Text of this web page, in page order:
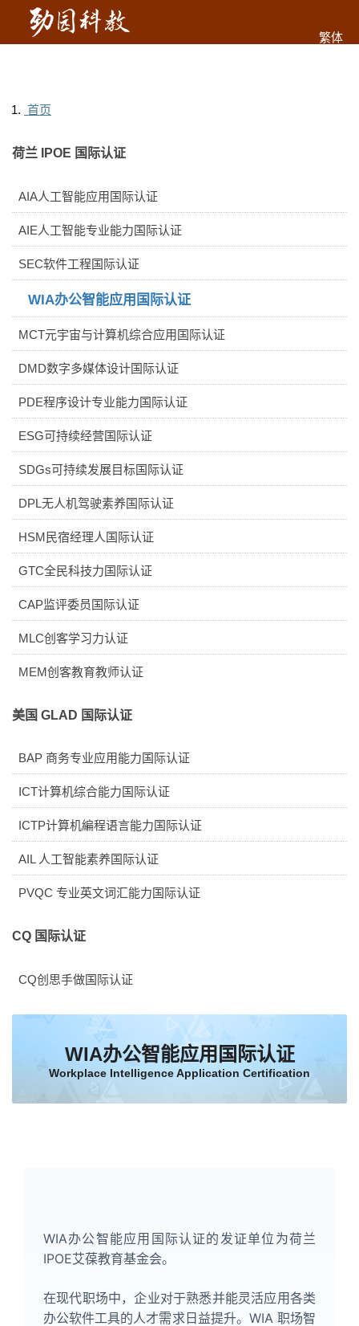
繁体
首页
荷兰 IPOE 国际认证
AIA人工智能应用国际认证
AIE人工智能专业能力国际认证
SEC软件工程国际认证
WIA办公智能应用国际认证
MCT元宇宙与计算机综合应用国际认证
DMD数字多媒体设计国际认证
PDE程序设计专业能力国际认证
ESG可持续经营国际认证
SDGs可持续发展目标国际认证
DPL无人机驾驶素养国际认证
HSM民宿经理人国际认证
GTC全民科技力国际认证
CAP监评委员国际认证
MLC创客学习力认证
MEM创客教育教师认证
美国 GLAD 国际认证
BAP 商务专业应用能力国际认证
ICT计算机综合能力国际认证
ICTP计算机編程语言能力国际认证
AIL 人工智能素养国际认证
PVQC 专业英文词汇能力国际认证
CQ 国际认证
CQ创思手做国际认证
WIA办公智能应用国际认证
Workplace Intelligence Application Certification
WIA办公智能应用国际认证的发证单位为荷兰
IPOE艾葆教育基金会。
在现代职场中，企业对于熟悉并能灵活应用各类
办公软件工具的人才需求日益提升。WIA 职场智